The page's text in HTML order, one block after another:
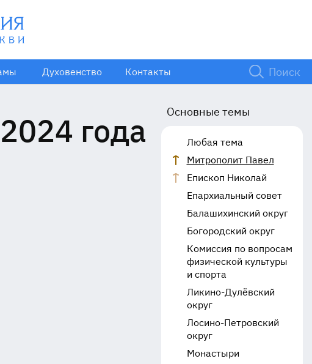
Духовенство Контакты
года Основные темы
Любая тема
Митрополит Павел
Епископ Николай
Епархиальный совет
Балашихинский округ
Богородский округ
Комиссия по вопросам
физической культуры
и спорта
Ликино-Дулёвский
округ
Лосино-Петровский
округ
Монастыри